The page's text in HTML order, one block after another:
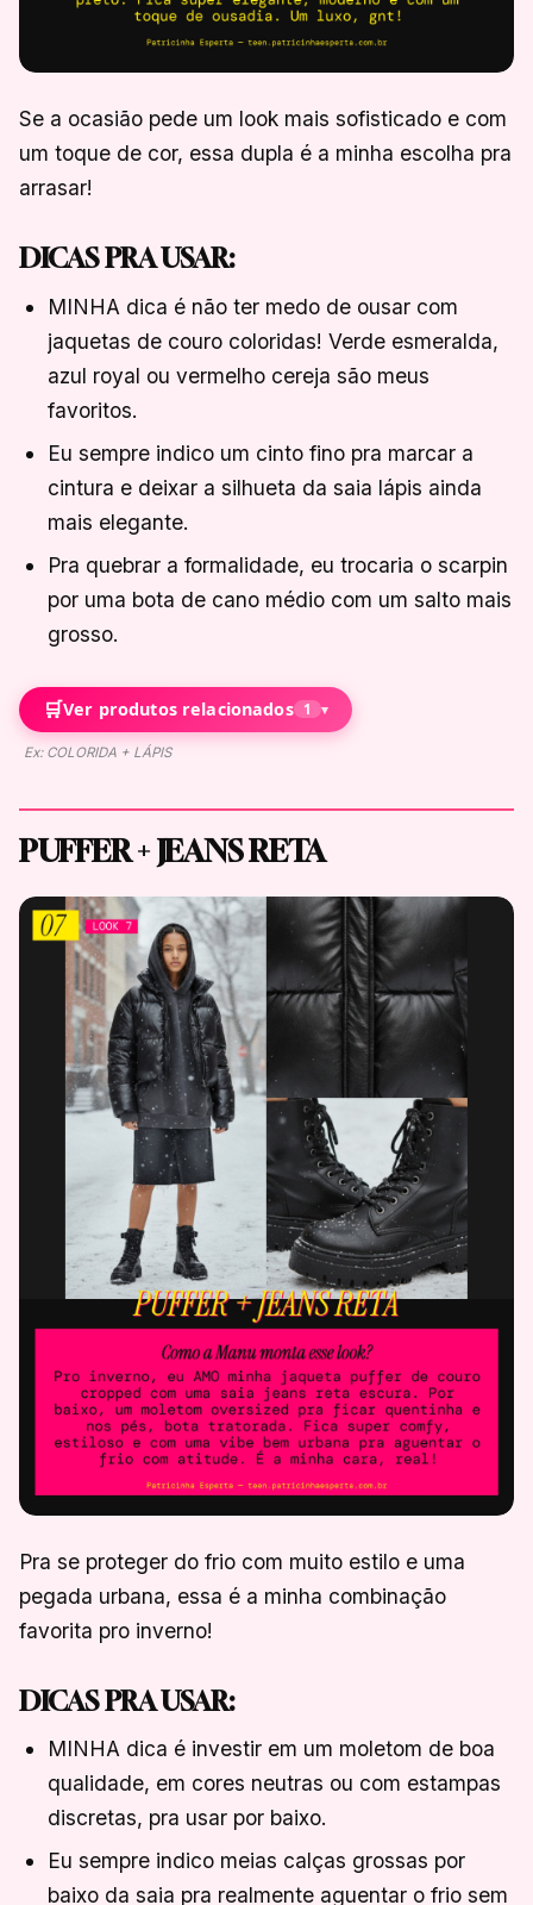
Se a ocasião pede um look mais sofisticado e com
um toque de cor, essa dupla é a minha escolha pra
arrasar!
DICAS PRA USAR:
MINHA dica é não ter medo de ousar com
jaquetas de couro coloridas! Verde esmeralda,
azul royal ou vermelho cereja são meus
favoritos.
Eu sempre indico um cinto fino pra marcar a
cintura e deixar a silhueta da saia lápis ainda
mais elegante.
Pra quebrar a formalidade, eu trocaria o scarpin
por uma bota de cano médio com um salto mais
grosso.
🛒Ver produtos relacionados 1 ▾
Ex: COLORIDA + LÁPIS
PUFFER + JEANS RETA
Pra se proteger do frio com muito estilo e uma
pegada urbana, essa é a minha combinação
favorita pro inverno!
DICAS PRA USAR:
MINHA dica é investir em um moletom de boa
qualidade, em cores neutras ou com estampas
discretas, pra usar por baixo.
Eu sempre indico meias calças grossas por
baixo da saia pra realmente aguentar o frio sem